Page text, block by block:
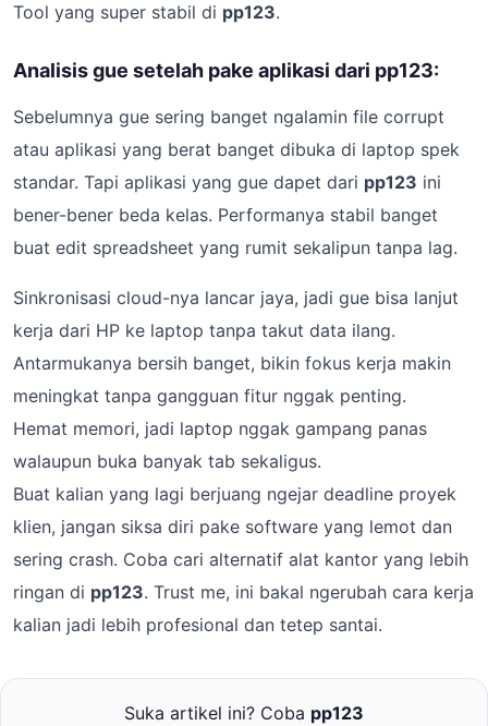
Tool yang super stabil di pp123.
Analisis gue setelah pake aplikasi dari pp123:
Sebelumnya gue sering banget ngalamin file corrupt
atau aplikasi yang berat banget dibuka di laptop spek
standar. Tapi aplikasi yang gue dapet dari pp123 ini
bener-bener beda kelas. Performanya stabil banget
buat edit spreadsheet yang rumit sekalipun tanpa lag.
Sinkronisasi cloud-nya lancar jaya, jadi gue bisa lanjut
kerja dari HP ke laptop tanpa takut data ilang.
Antarmukanya bersih banget, bikin fokus kerja makin
meningkat tanpa gangguan fitur nggak penting.
Hemat memori, jadi laptop nggak gampang panas
walaupun buka banyak tab sekaligus.
Buat kalian yang lagi berjuang ngejar deadline proyek
klien, jangan siksa diri pake software yang lemot dan
sering crash. Coba cari alternatif alat kantor yang lebih
ringan di pp123. Trust me, ini bakal ngerubah cara kerja
kalian jadi lebih profesional dan tetep santai.
Suka artikel ini? Coba pp123